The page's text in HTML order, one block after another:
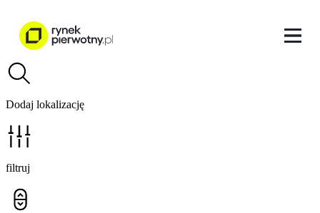
Dodaj lokalizację
filtruj